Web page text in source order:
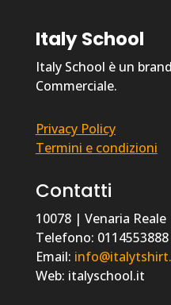
Italy School
Italy School è un
Commerciale.
Privacy Policy
Termini e condizioni
Contatti
10078 | Venaria
Telefono: 0114553888
Email:
Web: italyschool.it